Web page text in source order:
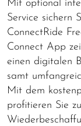
Mit optional
Service sichern
ConnectRide
Connect App
einen digitalen
samt
Mit dem
profitieren Sie